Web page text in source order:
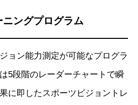
ングプログラム
ョン能力測定が可能なプログラ
5段階のレーダーチャートで瞬
に即したスポーツビジョントレ